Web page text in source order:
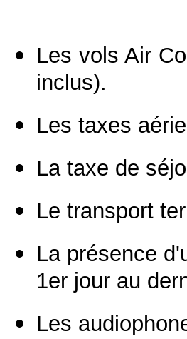
Les vols Air
inclus).
Les taxes
La taxe de
Le transport
La présence
1er jour au
Les